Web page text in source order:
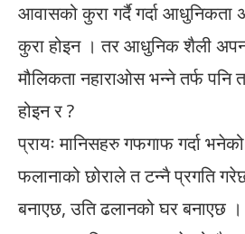
आवासको कुरा गर्दै गर्दा आधुनिकता
कुरा होइन । तर आधुनिक शैली
मौलिकता नहाराओस भन्ने तर्फ पनि
होइन र ?
प्रायः मानिसहरु गफगाफ गर्दा
फलानाको छोराले त टन्नै प्रगति
बनाएछ, उति ढलानको घर बनाएछ ।